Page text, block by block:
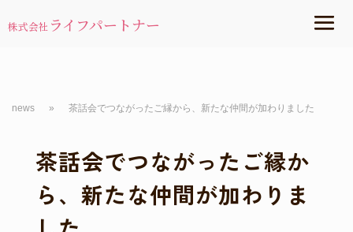
株式会社 ライフパートナー
news » 茶話会でつながったご縁から、新たな仲間が加わりました
茶話会でつながったご縁か
ら、新たな仲間が加わりま